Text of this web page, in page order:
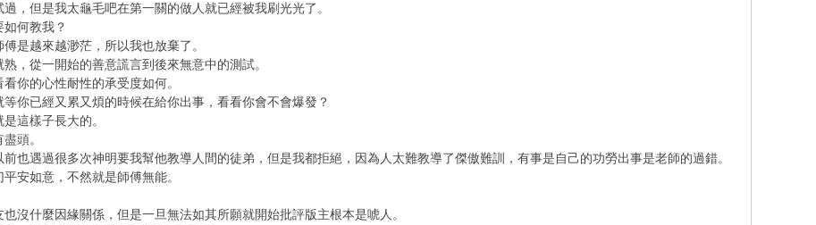
，但是我太龜毛吧在第一關的做人就已經被我刷光光了。
何教我？
是越來越渺茫，所以我也放棄了。
，從一開始的善意謊言到後來無意中的測試。
你的心性耐性的承受度如何。
你已經又累又煩的時候在給你出事，看看你會不會爆發？
這樣子長大的。
頭。
也遇過很多次神明要我幫他教導人間的徒弟，但是我都拒絕，因為人太難教導了傑傲難訓，有事是自己的功勞出事是老師的過錯。
安如意，不然就是師傅無能。
沒什麼因緣關係，但是一旦無法如其所願就開始批評版主根本是唬人。